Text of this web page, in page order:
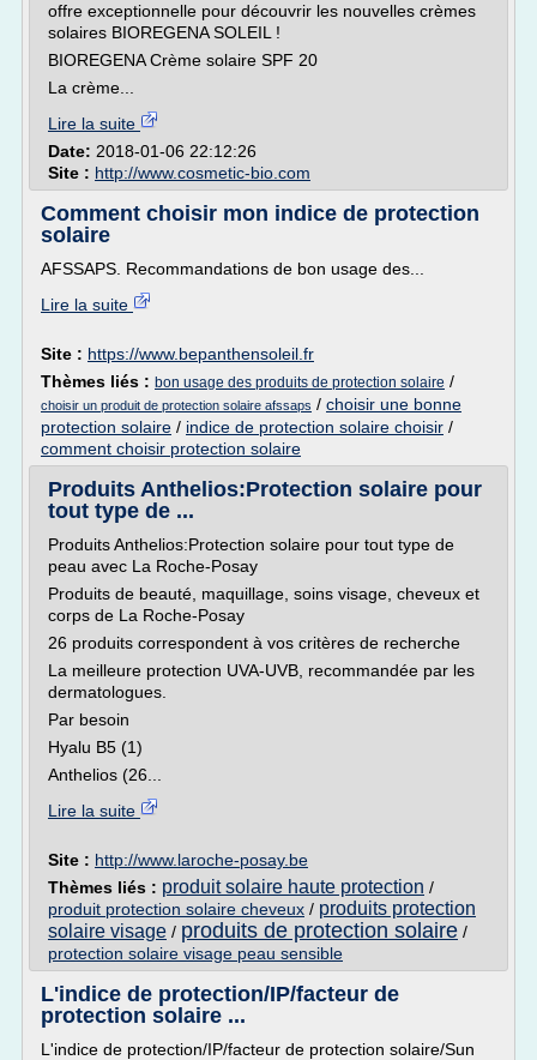
offre exceptionnelle pour découvrir les nouvelles crèmes
solaires BIOREGENA SOLEIL !
BIOREGENA Crème solaire SPF 20
La crème...
Lire la suite
Date: 2018-01-06 22:12:26
Site : http://www.cosmetic-bio.com
Comment choisir mon indice de protection
solaire
AFSSAPS. Recommandations de bon usage des...
Lire la suite
Site : https://www.bepanthensoleil.fr
Thèmes liés : bon usage des produits de protection solaire /
choisir un produit de protection solaire afssaps / choisir une bonne
protection solaire / indice de protection solaire choisir /
comment choisir protection solaire
Produits Anthelios:Protection solaire pour
tout type de ...
Produits Anthelios:Protection solaire pour tout type de
peau avec La Roche-Posay
Produits de beauté, maquillage, soins visage, cheveux et
corps de La Roche-Posay
26 produits correspondent à vos critères de recherche
La meilleure protection UVA-UVB, recommandée par les
dermatologues.
Par besoin
Hyalu B5 (1)
Anthelios (26...
Lire la suite
Site : http://www.laroche-posay.be
Thèmes liés : produit solaire haute protection /
produit protection solaire cheveux / produits protection
solaire visage / produits de protection solaire /
protection solaire visage peau sensible
L'indice de protection/IP/facteur de
protection solaire ...
L'indice de protection/IP/facteur de protection solaire/Sun